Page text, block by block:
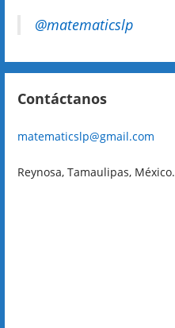
@matematicslp
Contáctanos
matematicslp@gmail.com
Reynosa, Tamaulipas, México.